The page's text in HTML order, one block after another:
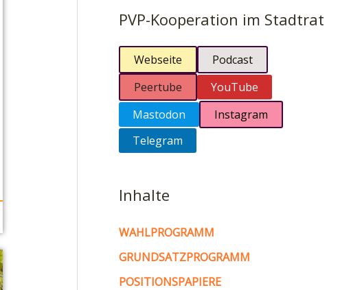
PVP-Kooperation im Stadtrat
Webseite
Podcast
Peertube
YouTube
Mastodon
Instagram
Telegram
Inhalte
WAHLPROGRAMM
GRUNDSATZPROGRAMM
POSITIONSPAPIERE